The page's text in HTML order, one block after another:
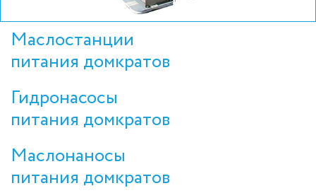
Маслостанции
питания домкратов
Гидронасосы
питания домкратов
Маслонаносы
питания домкратов